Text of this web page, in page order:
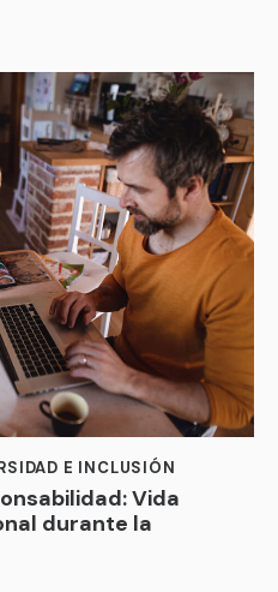
E INCLUSIÓN
Vida
durante la